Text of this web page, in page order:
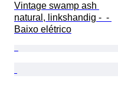
Vintage swamp ash
natural, linkshandig -  -
Baixo elétrico